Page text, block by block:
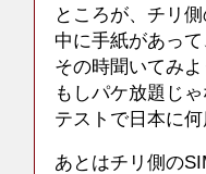
ところが、チリ
中に手紙があっ
その時聞いてみ
もしパケ放題じ
テストで日本に
あとはチリ側の